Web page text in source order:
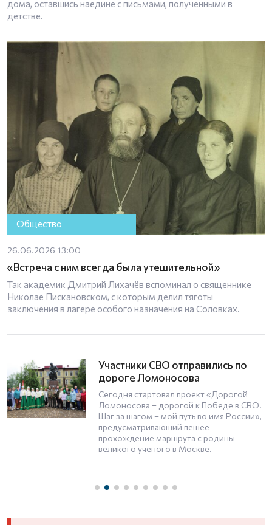
дома, оставшись наедине с письмами, полученными в
детстве.
Общество
26.06.2026 13:00
«Встреча с ним всегда была утешительной»
Так академик Дмитрий Лихачёв вспоминал о священнике
Николае Пискановском, с которым делил тяготы
заключения в лагере особого назначения на Соловках.
Участники СВО отправились по
дороге Ломоносова
Сегодня стартовал проект «Дорогой
Ломоносова – дорогой к Победе в СВО.
Шаг за шагом – мой путь во имя России»,
предусматривающий пешее
прохождение маршрута с родины
великого ученого в Москвe.